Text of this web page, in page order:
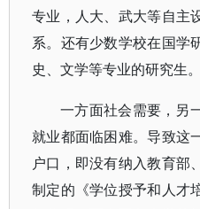
专业，人大、武大等自主
系。还有少数学校在国学
史、文学等专业的研究生。
一方面社会需要，另
就业都面临困难。导致这
户口，即没有纳入教育部
制定的《学位授予和人才